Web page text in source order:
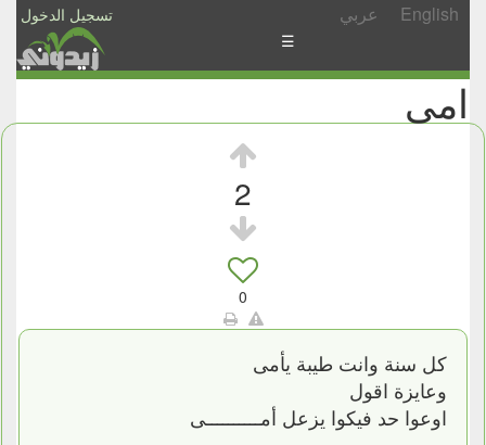
تسجيل الدخول عربي English
الأخبار
الأسئلة
☰
امى
2
0
كل سنة وانت طيبة يأمى
وعايزة اقول
اوعوا حد فيكوا يزعل أمــــــــــى